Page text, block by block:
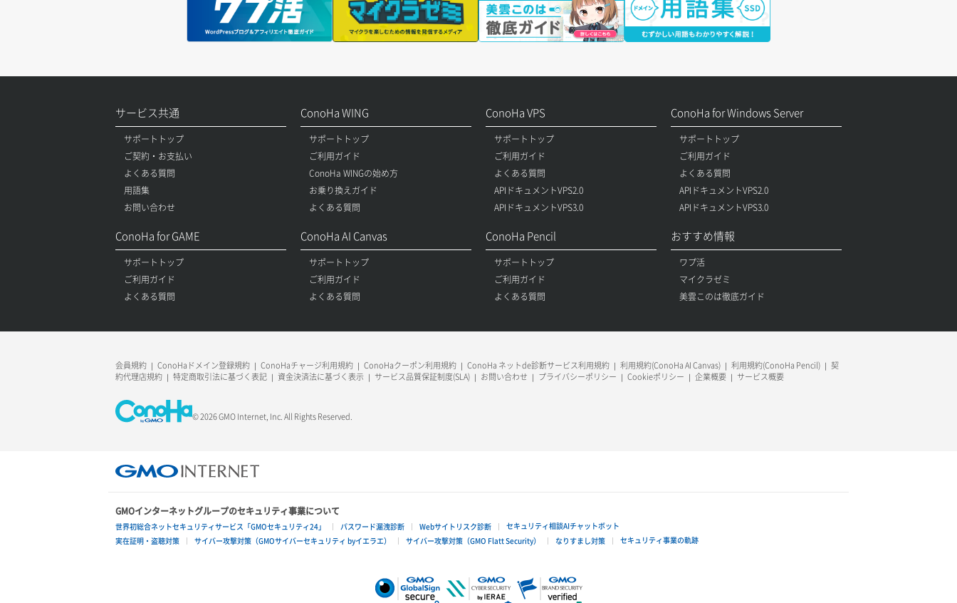
サービス共通
サポートトップ
ご契約・お支払い
よくある質問
用語集
お問い合わせ
ConoHa WING
サポートトップ
ご利用ガイド
ConoHa WINGの始め方
お乗り換えガイド
よくある質問
ConoHa VPS
サポートトップ
ご利用ガイド
よくある質問
APIドキュメントVPS2.0
APIドキュメントVPS3.0
ConoHa for Windows Server
サポートトップ
ご利用ガイド
よくある質問
APIドキュメントVPS2.0
APIドキュメントVPS3.0
ConoHa for GAME
サポートトップ
ご利用ガイド
よくある質問
ConoHa AI Canvas
サポートトップ
ご利用ガイド
よくある質問
ConoHa Pencil
サポートトップ
ご利用ガイド
よくある質問
おすすめ情報
ワプ活
マイクラゼミ
美雲このは徹底ガイド
会員規約 ConoHaドメイン登録規約 ConoHaチャージ利用規約 ConoHaクーポン利用規約 ConoHa ネットde診断サービス利用規約 利用規約(ConoHa AI Canvas) 利用規約(ConoHa Pencil)
契
約代理店規約
特定商取引法に基づく表記 資金決済法に基づく表示 サービス品質保証制度(SLA) お問い合わせ プライバシーポリシー Cookieポリシー 企業概要 サービス概要
© 2026 GMO Internet, Inc. All Rights Reserved.
GMOインターネットグループのセキュリティ事業について
世界初総合ネットセキュリティサービス「GMOセキュリティ24」 パスワード漏洩診断 Webサイトリスク診断
セキュリティ相談AIチャットボット
実在証明・盗聴対策
サイバー攻撃対策（GMOサイバーセキュリティ byイエラエ） サイバー攻撃対策（GMO Flatt Security） なりすまし対策 セキュリティ事業の軌跡